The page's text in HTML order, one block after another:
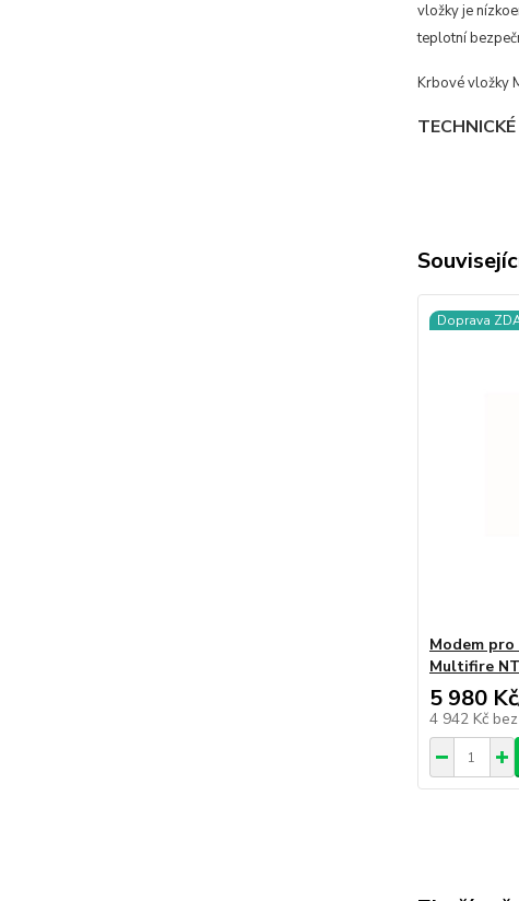
vložky je
teplotní
Krbové vložky
Doprava
Modem
Multifire
5 980 Kč
4 942 Kč